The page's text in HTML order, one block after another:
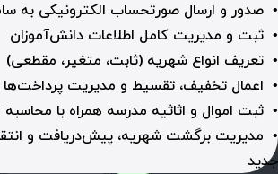
• صدور و ارسال صورتحساب الکترونیکی به
• ثبت و مدیریت کامل اطلاعات دانش‌آموزان
• تعریف انواع شهریه (ثابت، متغیر، مقطعی)
• اعمال تخفیف، تقسیط و مدیریت پرداخت‌ها
• ثبت اموال و اثاثیه مدرسه همراه با
• مدیریت برگشت شهریه، پیش‌دریافت و
جدید